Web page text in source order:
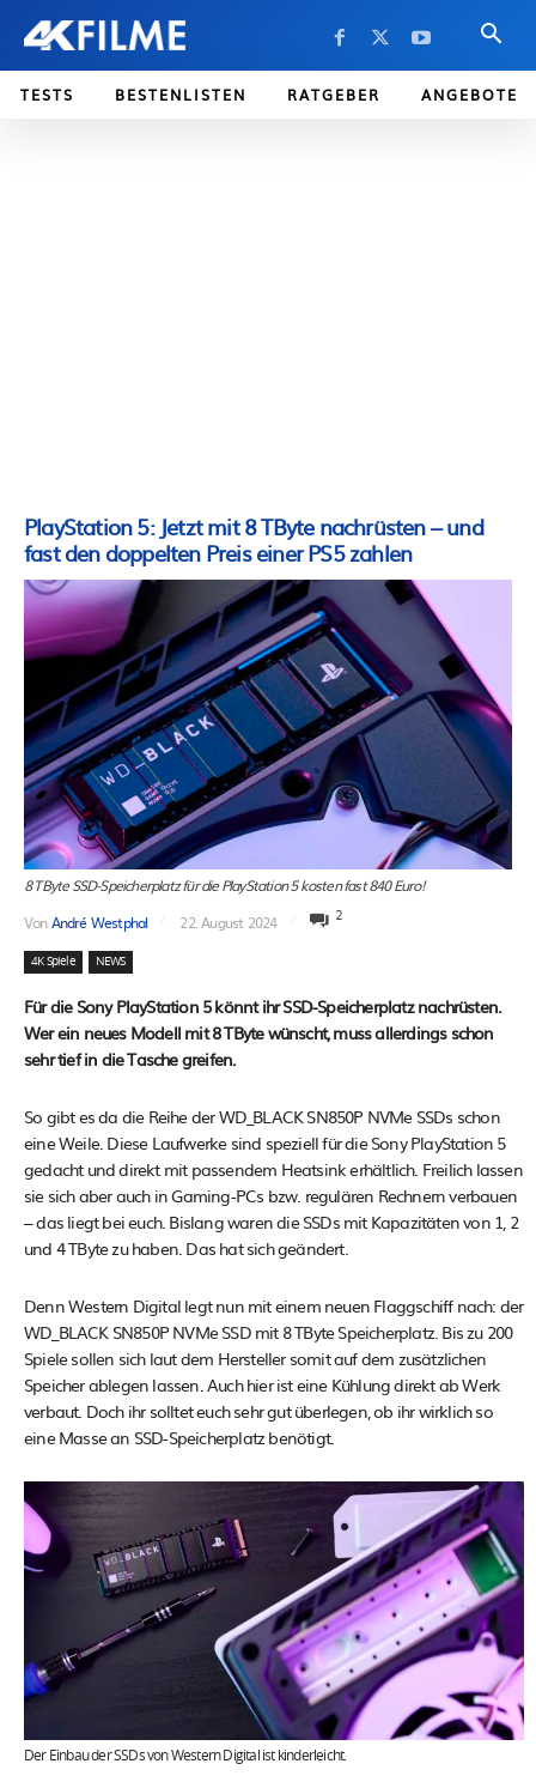
TESTS BESTENLISTEN RATGEBER ANGEBOTE
PlayStation 5: Jetzt mit 8 TByte nachrüsten – und
fast den doppelten Preis einer PS5 zahlen
8 TByte SSD-Speicherplatz für die PlayStation 5 kosten fast 840 Euro!
VonAndré Westphal 22. August 2024 2
4K Spiele NEWS
Für die Sony PlayStation 5 könnt ihr SSD-Speicherplatz nachrüsten.
Wer ein neues Modell mit 8 TByte wünscht, muss allerdings schon
sehr tief in die Tasche greifen.
So gibt es da die Reihe der WD_BLACK SN850P NVMe SSDs schon
eine Weile. Diese Laufwerke sind speziell für die Sony PlayStation 5
gedacht und direkt mit passendem Heatsink erhältlich. Freilich lassen
sie sich aber auch in Gaming-PCs bzw. regulären Rechnern verbauen
– das liegt bei euch. Bislang waren die SSDs mit Kapazitäten von 1, 2
und 4 TByte zu haben. Das hat sich geändert.
Denn Western Digital legt nun mit einem neuen Flaggschiff nach: der
WD_BLACK SN850P NVMe SSD mit 8 TByte Speicherplatz. Bis zu 200
Spiele sollen sich laut dem Hersteller somit auf dem zusätzlichen
Speicher ablegen lassen. Auch hier ist eine Kühlung direkt ab Werk
verbaut. Doch ihr solltet euch sehr gut überlegen, ob ihr wirklich so
eine Masse an SSD-Speicherplatz benötigt.
Der Einbau der SSDs von Western Digital ist kinderleicht.